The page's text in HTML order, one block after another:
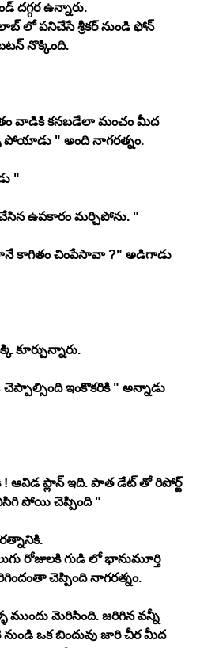
దగ్గర ఉన్నారు.
లో పనిచేసే శ్రీకర్ నుండి ఫోన్
నొక్కింది.
వాడికి కనబడేలా మంచం మీద
పోయాడు " అంది నాగరత్నం.
"
ఉపకారం మర్చిపోను. "
కాగితం చింపేసావా ?" అడిగాడు
కూర్చున్నారు.
చెప్పాల్సింది ఇంకొకరికి " అన్నాడు
ఆవిడ ప్లాన్ ఇది. పాత డేట్ తో రిపోర్ట్
విసిగి పోయి చెప్పింది "
రోజులకి గుడి లో భానుమూర్తి
చెప్పింది నాగరత్నం.
ముందు మెరిసింది. జరిగిన వన్నీ
నుండి ఒక బిందువు జారి చీర మీద